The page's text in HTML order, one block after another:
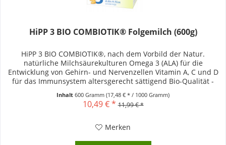
HiPP 3 BIO COMBIOTIK® Folgemilch (600g)
HiPP 3 BIO COMBIOTIK®, nach dem Vorbild der Natur.
natürliche Milchsäurekulturen Omega 3 (ALA) für die
Entwicklung von Gehirn- und Nervenzellen Vitamin A, C und D
für das Immunsystem altersgerecht sättigend Bio-Qualität -
Inhalt600 Gramm(17,48 € * / 1000 Gramm)
10,49 € * 11,99 € *
Merken